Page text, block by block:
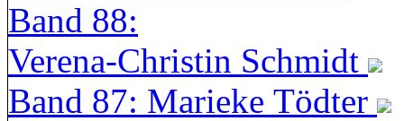
Band 88:
Verena-Christin Schmidt
Band 87: Marieke Tödter